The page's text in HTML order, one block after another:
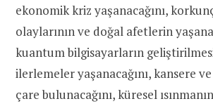
ekonomik kriz yaşanacağını,
olaylarının ve doğal afetlerin
kuantum bilgisayarların
ilerlemeler yaşanacağını, kansere
çare bulunacağını, küresel